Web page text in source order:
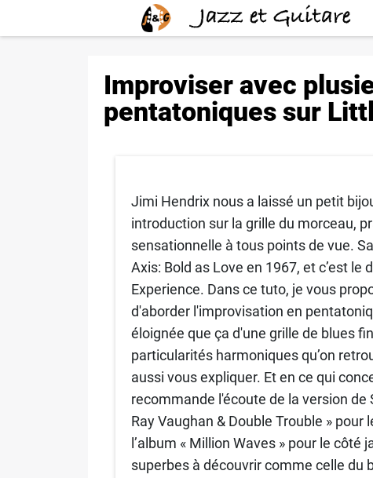
Improviser avec
pentatoniques sur
Jimi Hendrix nous a laissé un petit
introduction sur la grille du morceau,
sensationnelle à tous points de vue.
Axis: Bold as Love en 1967, et c’est
Experience. Dans ce tuto, je vous
d'aborder l'improvisation en
éloignée que ça d'une grille de blues
particularités harmoniques qu’on
aussi vous expliquer. Et en ce qui
recommande l'écoute de la version de
Ray Vaughan & Double Trouble »
l’album « Million Waves » pour le côté
superbes à découvrir comme celle du